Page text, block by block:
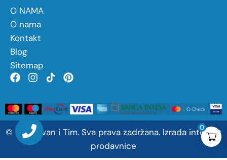
0
O NAMA
O nama
Kontakt
Blog
Sitemap
© 2026 Ivan i Tim. Sva prava zadržana. Izrada internet
prodavnice